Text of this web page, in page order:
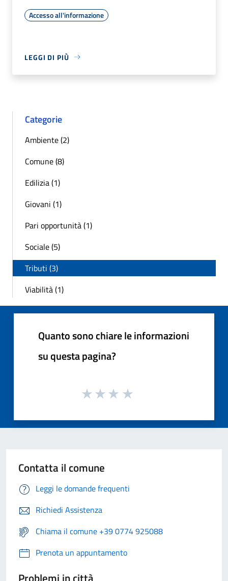
Accesso all'informazione
LEGGI DI PIÙ
Categorie
Ambiente (2)
Comune (8)
Edilizia (1)
Giovani (1)
Pari opportunità (1)
Sociale (5)
Tributi (3)
Viabilità (1)
Quanto sono chiare le informazioni
su questa pagina?
Contatta il comune
Leggi le domande frequenti
Richiedi Assistenza
Chiama il comune +39 0774 925088
Prenota un appuntamento